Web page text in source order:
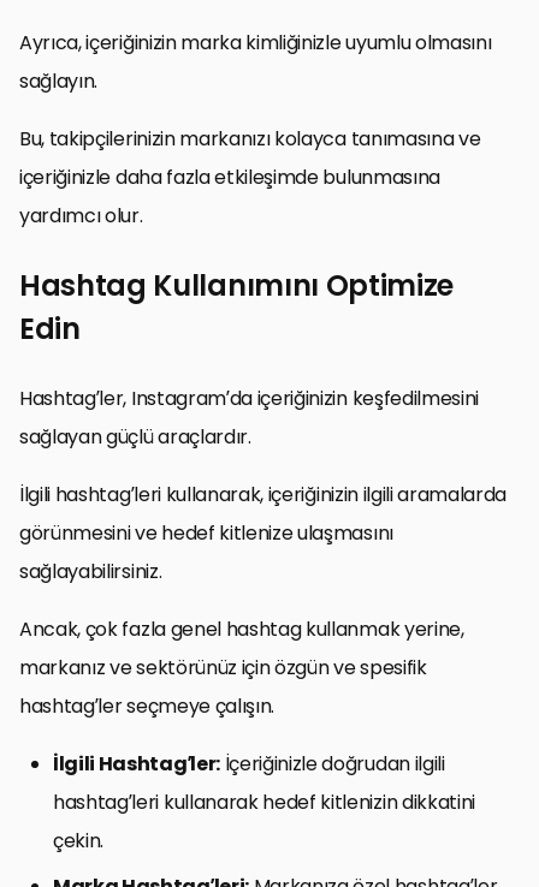
Ayrıca, içeriğinizin marka kimliğinizle uyumlu olmasını
sağlayın.
Bu, takipçilerinizin markanızı kolayca tanımasına ve
içeriğinizle daha fazla etkileşimde bulunmasına
yardımcı olur.
Hashtag Kullanımını Optimize
Edin
Hashtag’ler, Instagram’da içeriğinizin keşfedilmesini
sağlayan güçlü araçlardır.
İlgili hashtag’leri kullanarak, içeriğinizin ilgili aramalarda
görünmesini ve hedef kitlenize ulaşmasını
sağlayabilirsiniz.
Ancak, çok fazla genel hashtag kullanmak yerine,
markanız ve sektörünüz için özgün ve spesifik
hashtag’ler seçmeye çalışın.
İlgili Hashtag’ler:İçeriğinizle doğrudan ilgili
hashtag’leri kullanarak hedef kitlenizin dikkatini
çekin.